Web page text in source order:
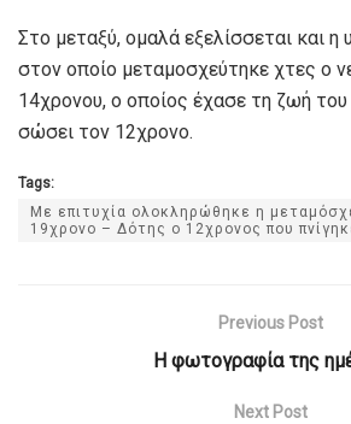
Στο μεταξύ, ομαλά εξελίσσεται και η
στον οποίο μεταμοσχεύτηκε χτες ο
14χρονου, ο οποίος έχασε τη ζωή
σώσει τον 12χρονο.
Tags:
Με επιτυχία ολοκληρώθηκε η
19χρονο – Δότης ο 12χρονος που
Previous Post
Η φωτογραφία της
Next Post